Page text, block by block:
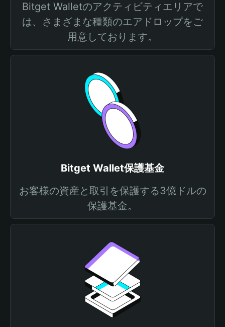
Bitget Walletのアクティビティエリアで
は、さまざまな種類のエアドロップをご
用意しております。
Bitget Wallet保護基金
お客様の資産と取引を保護する3億ドルの
保護基金。